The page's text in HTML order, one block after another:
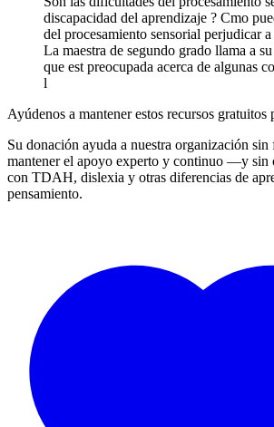
discapacidad del aprendizaje ? Cmo
del procesamiento sensorial perjudicar
La maestra de segundo grado llama a
que est preocupada acerca de algunas
l
Ayúdenos a mantener estos recursos gratuitos
Su donación ayuda a nuestra organización sin
mantener el apoyo experto y continuo —y sin
con TDAH, dislexia y otras diferencias de
pensamiento.